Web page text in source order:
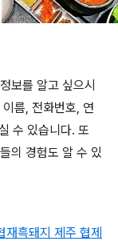
보를 알고 싶으시
름, 전화번호, 연
수 있습니다. 또
의 경험도 알 수 있
재흑돼지 제주 협제